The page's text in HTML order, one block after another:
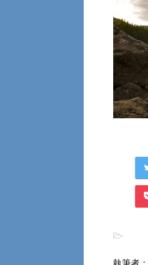
-
執筆者：